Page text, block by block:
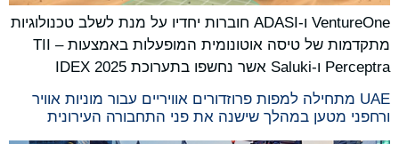
VentureOne ו-ADASI חוברות יחדיו על מנת לשלב טכנולוגיות
מתקדמות של טיסה אוטונומית המופעלות באמצעות TII –
Perceptra ו-Saluki אשר נחשפו בתערוכת IDEX 2025
UAE מתחילה למפות פרוזדורים אוויריים עבור מוניות אוויר
ורחפני מטען במהלך שישנה את פני התחבורה העירונית